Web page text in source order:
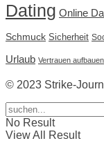
Dating Online
Schmuck Sicherheit
Urlaub Vertrauen aufbauen
© 2023 Strike-
No Result
View All Result